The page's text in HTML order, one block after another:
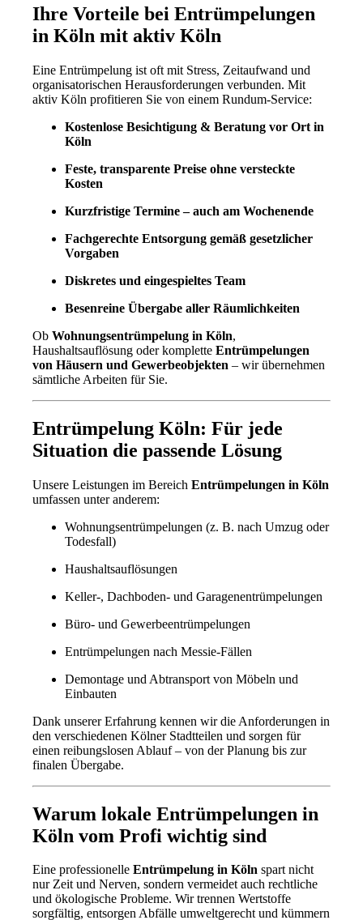
Ihre Vorteile bei Entrümpelungen
in Köln mit aktiv Köln
Eine Entrümpelung ist oft mit Stress, Zeitaufwand und
organisatorischen Herausforderungen verbunden. Mit
aktiv Köln profitieren Sie von einem Rundum-Service:
Kostenlose Besichtigung & Beratung vor Ort in
Köln
Feste, transparente Preise ohne versteckte
Kosten
Kurzfristige Termine – auch am Wochenende
Fachgerechte Entsorgung gemäß gesetzlicher
Vorgaben
Diskretes und eingespieltes Team
Besenreine Übergabe aller Räumlichkeiten
ObWohnungsentrümpelung in Köln,
Haushaltsauflösung oder kompletteEntrümpelungen
von Häusern und Gewerbeobjekten – wir übernehmen
sämtliche Arbeiten für Sie.
Entrümpelung Köln: Für jede
Situation die passende Lösung
Unsere Leistungen im BereichEntrümpelungen in Köln
umfassen unter anderem:
Wohnungsentrümpelungen (z. B. nach Umzug oder
Todesfall)
Haushaltsauflösungen
Keller-, Dachboden- und Garagenentrümpelungen
Büro- und Gewerbeentrümpelungen
Entrümpelungen nach Messie-Fällen
Demontage und Abtransport von Möbeln und
Einbauten
Dank unserer Erfahrung kennen wir die Anforderungen in
den verschiedenen Kölner Stadtteilen und sorgen für
einen reibungslosen Ablauf – von der Planung bis zur
finalen Übergabe.
Warum lokale Entrümpelungen in
Köln vom Profi wichtig sind
Eine professionelleEntrümpelung in Köln spart nicht
nur Zeit und Nerven, sondern vermeidet auch rechtliche
und ökologische Probleme. Wir trennen Wertstoffe
sorgfältig, entsorgen Abfälle umweltgerecht und kümmern